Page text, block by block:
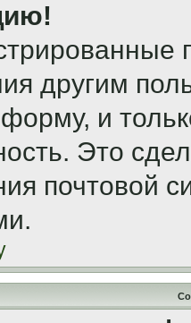
другим
и
Это
почтовой